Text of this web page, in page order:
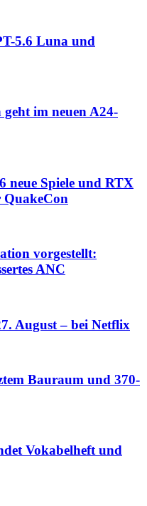
5.6 Luna und
im neuen A24-
neue Spiele und RTX
vorgestellt:
ANC
August – bei Netflix
Bauraum und 370-
Vokabelheft und